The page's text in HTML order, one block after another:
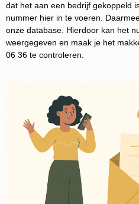
dat het aan een bedrijf gekoppeld
nummer hier in te voeren.
onze database. Hierdoor kan het
weergegeven en maak je het
06 36 te controleren.